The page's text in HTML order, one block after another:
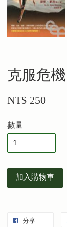
克服危機
NT$ 250
數量
加入購物車
分享